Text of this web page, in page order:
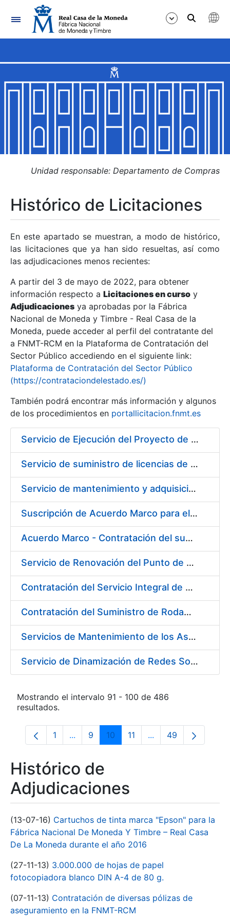
Navegación
Mostrar/Ocultar
Mostrar/Ocultar
Mostrar/Ocultar
Mostrar/Ocultar
Mostrar/Ocultar
Mostrar/Ocultar
Unidad responsable: Departamento de Compras
Histórico de Licitaciones
En este apartado se muestran, a modo de histórico,
las licitaciones que ya han sido resueltas, así como
las adjudicaciones menos recientes:
A partir del 3 de mayo de 2022, para obtener
información respecto a Licitaciones en curso y
Adjudicaciones ya aprobadas por la Fábrica
Nacional de Moneda y Timbre - Real Casa de la
Moneda, puede acceder al perfil del contratante del
a FNMT-RCM en la Plataforma de Contratación del
Sector Público accediendo en el siguiente link:
Plataforma de Contratación del Sector Público
(https://contrataciondelestado.es/)
También podrá encontrar más información y algunos
de los procedimientos en portallicitacion.fnmt.es
Servicio de Ejecución del Proyecto de Diseño, Construcción, Montaje, Desmontaje y Transporte de Stands para las diferentes Ferias Nacionales e Internacionales a celebrar durante 2020
Servicio de suministro de licencias de productos BES12
Servicio de mantenimiento y adquisición de las tapas automáticas HYGOLET instaladas en la FNMT-RCM de Madrid, y el suministro de rollos de plásticos originales
Suscripción de Acuerdo Marco para el Suministro de Material de Ferretería para la Entidad Pública Empresarial Fábrica Nacional de Moneda y Timbre-Real Casa de la Moneda (FNMT-RCM)
Acuerdo Marco - Contratación del suministro de Material de Electricidad para la Fábrica de papel de Burgos. PA AM /FP/004/2020-2021
Servicio de Renovación del Punto de Venta de la Tienda del Museo de la FNMT-RCM
Contratación del Servicio Integral de Cardioprotección para sus Sedes de Madrid y Burgos
Contratación del Suministro de Rodamientos y Material de Transmisiones para la Fábrica Nacional de Moneda y Timbre - Real Casa de la Moneda
Servicios de Mantenimiento de los Ascensores, Montacargas y Plataformas de Minusválidos instalados en la Fábrica de Papel de Burgos
Servicio de Dinamización de Redes Sociales
Mostrando el intervalo 91 - 100 de 486
resultados.
Página
1 ...Páginas intermedias Use TAB para
Página
9 Página
10 Página
11 ...PáginasPágina
49
Histórico de
Adjudicaciones
(13-07-16) Cartuchos de tinta marca "Epson" para la
Fábrica Nacional De Moneda Y Timbre – Real Casa
De La Moneda durante el año 2016
(27-11-13) 3.000.000 de hojas de papel
fotocopiadora blanco DIN A-4 de 80 g.
(07-11-13) Contratación de diversas pólizas de
aseguramiento en la FNMT-RCM